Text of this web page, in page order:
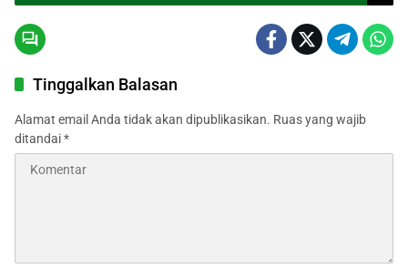
Tinggalkan Balasan
Alamat email Anda tidak akan dipublikasikan. Ruas yang wajib
ditandai*